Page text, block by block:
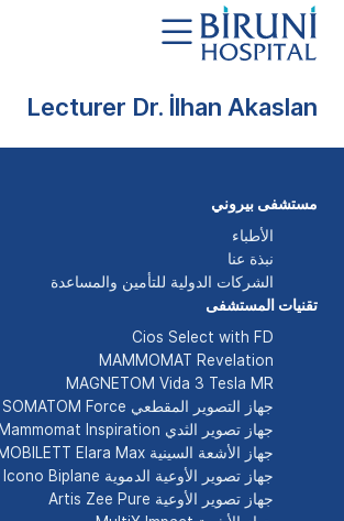
Lecturer Dr. İlhan Akaslan
مستشفى بيروني
الأطباء
نبذة عنا
الشركات الدولية للتأمين والمساعدة
تقنيات المستشفى
Cios Select with FD
MAMMOMAT Revelation
MAGNETOM Vida 3 Tesla MR
جهاز التصوير المقطعي SOMATOM Force
جهاز تصوير الثدي Mammomat Inspiration
جهاز الأشعة السينية MOBILETT Elara Max
جهاز تصوير الأوعية الدموية Artis Icono Biplane
جهاز تصوير الأوعية Artis Zee Pure